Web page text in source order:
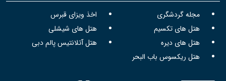
مجله گردشگری
اخذ ویزای قبرس
هتل های تکسیم
هتل های شیشلی
هتل های دیره
هتل آتلانتیس پالم دبی
هتل ریکسوس باب البحر